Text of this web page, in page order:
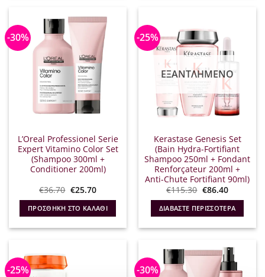
-30%
L’Oreal Professionel Serie
Expert Vitamino Color Set
(Shampoo 300ml +
Conditioner 200ml)
€36.70 Original
price
was:
€36.70.
€25.70Η
τιμή
είναι:
€25.70.
ΠΡΟΣΘΉΚΗ ΣΤΟ ΚΑΛΆΘΙ
-25%
ΕΞΑΝΤΛΗΜΈΝΟ
Kerastase Genesis Set
(Bain Hydra-Fortifiant
Shampoo 250ml + Fondant
Renforçateur 200ml +
Anti-Chute Fortifiant 90ml)
€115.30 Original
price
was:
€115.30.
€86.40Η
τιμή
είναι:
€86.40.
ΔΙΑΒΆΣΤΕ ΠΕΡΙΣΣΌΤΕΡΑ
-25% -30%